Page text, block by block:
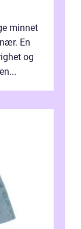
minnet
En
og